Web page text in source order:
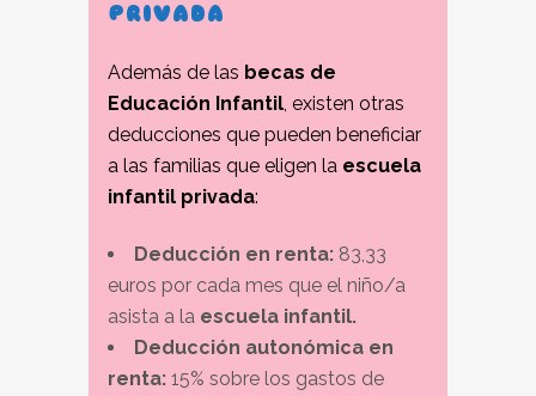
PRIVADA
Además de las becas de
Educación Infantil, existen otras
deducciones que pueden beneficiar
a las familias que eligen la escuela
infantil privada:
Deducción en renta: 83,33
euros por cada mes que el niño/a
asista a la escuela infantil.
Deducción autonómica en
renta: 15% sobre los gastos de